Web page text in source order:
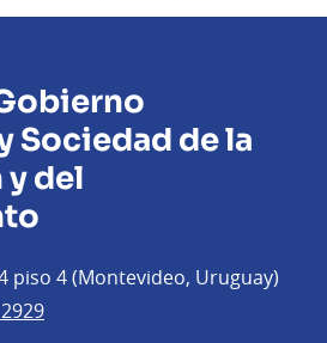
Sociedad de la
del
piso 4 (Montevideo, Uruguay)